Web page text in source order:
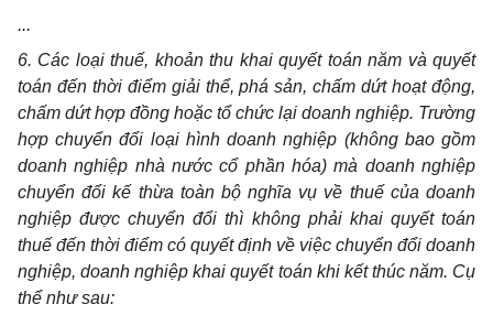
...
6. Các loại thuế, khoản thu khai quyết toán năm và quyết
toán đến thời điểm giải thể, phá sản, chấm dứt hoạt động,
chấm dứt hợp đồng hoặc tổ chức lại doanh nghiệp. Trường
hợp chuyển đổi loại hình doanh nghiệp (không bao gồm
doanh nghiệp nhà nước cổ phần hóa) mà doanh nghiệp
chuyển đổi kế thừa toàn bộ nghĩa vụ về thuế của doanh
nghiệp được chuyển đổi thì không phải khai quyết toán
thuế đến thời điểm có quyết định về việc chuyển đổi doanh
nghiệp, doanh nghiệp khai quyết toán khi kết thúc năm. Cụ
thể như sau: